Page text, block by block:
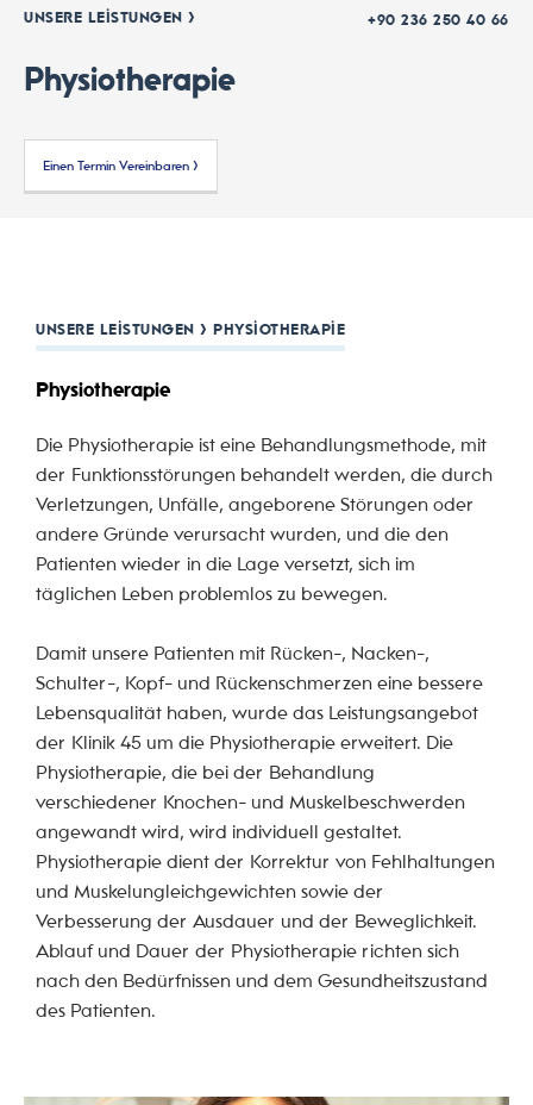
UNSERE LEISTUNGEN > +90 236 250 40 66
Physiotherapie
Einen Termin Vereinbaren >
UNSERE LEISTUNGEN > PHYSIOTHERAPIE
Physiotherapie
Die Physiotherapie ist eine Behandlungsmethode, mit
der Funktionsstörungen behandelt werden, die durch
Verletzungen, Unfälle, angeborene Störungen oder
andere Gründe verursacht wurden, und die den
Patienten wieder in die Lage versetzt, sich im
täglichen Leben problemlos zu bewegen.
Damit unsere Patienten mit Rücken-, Nacken-,
Schulter-, Kopf- und Rückenschmerzen eine bessere
Lebensqualität haben, wurde das Leistungsangebot
der Klinik 45 um die Physiotherapie erweitert. Die
Physiotherapie, die bei der Behandlung
verschiedener Knochen- und Muskelbeschwerden
angewandt wird, wird individuell gestaltet.
Physiotherapie dient der Korrektur von Fehlhaltungen
und Muskelungleichgewichten sowie der
Verbesserung der Ausdauer und der Beweglichkeit.
Ablauf und Dauer der Physiotherapie richten sich
nach den Bedürfnissen und dem Gesundheitszustand
des Patienten.